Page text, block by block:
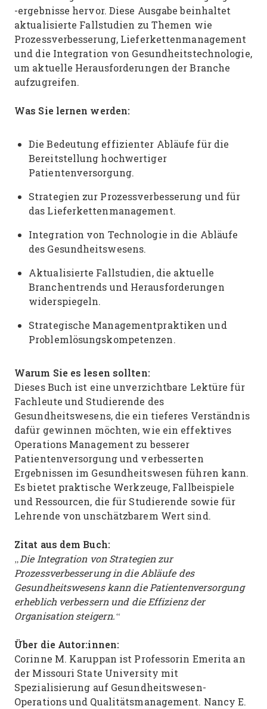
-ergebnisse hervor. Diese Ausgabe beinhaltet
aktualisierte Fallstudien zu Themen wie
Prozessverbesserung, Lieferkettenmanagement
und die Integration von Gesundheitstechnologie,
um aktuelle Herausforderungen der Branche
aufzugreifen.
Was Sie lernen werden:
Die Bedeutung effizienter Abläufe für die
Bereitstellung hochwertiger
Patientenversorgung.
Strategien zur Prozessverbesserung und für
das Lieferkettenmanagement.
Integration von Technologie in die Abläufe
des Gesundheitswesens.
Aktualisierte Fallstudien, die aktuelle
Branchentrends und Herausforderungen
widerspiegeln.
Strategische Managementpraktiken und
Problemlösungskompetenzen.
Warum Sie es lesen sollten:
Dieses Buch ist eine unverzichtbare Lektüre für
Fachleute und Studierende des
Gesundheitswesens, die ein tieferes Verständnis
dafür gewinnen möchten, wie ein effektives
Operations Management zu besserer
Patientenversorgung und verbesserten
Ergebnissen im Gesundheitswesen führen kann.
Es bietet praktische Werkzeuge, Fallbeispiele
und Ressourcen, die für Studierende sowie für
Lehrende von unschätzbarem Wert sind.
Zitat aus dem Buch:
„Die Integration von Strategien zur
Prozessverbesserung in die Abläufe des
Gesundheitswesens kann die Patientenversorgung
erheblich verbessern und die Effizienz der
Organisation steigern.“
Über die Autor:innen:
Corinne M. Karuppan ist Professorin Emerita an
der Missouri State University mit
Spezialisierung auf Gesundheitswesen-
Operations und Qualitätsmanagement. Nancy E.